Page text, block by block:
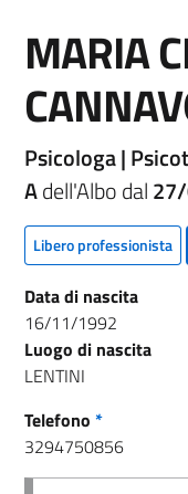
MARIA
Psicologa |
Adell'Albo dal
Libero professionista
Data di nascita
16/11/1992
Luogo di nascita
LENTINI
Telefono *
3294750856